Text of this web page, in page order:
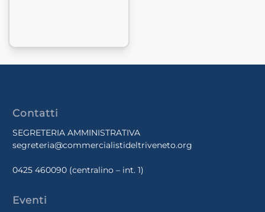
Contatti
SEGRETERIA AMMINISTRATIVA
segreteria@commercialistideltriveneto.org
0425 460090 (centralino – int. 1)
Eventi